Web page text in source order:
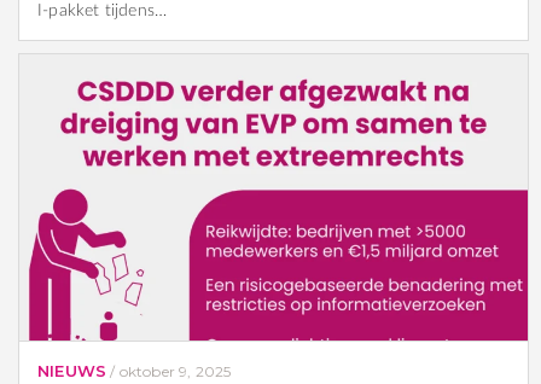
I-pakket tijdens…
NIEUWS / oktober 9, 2025